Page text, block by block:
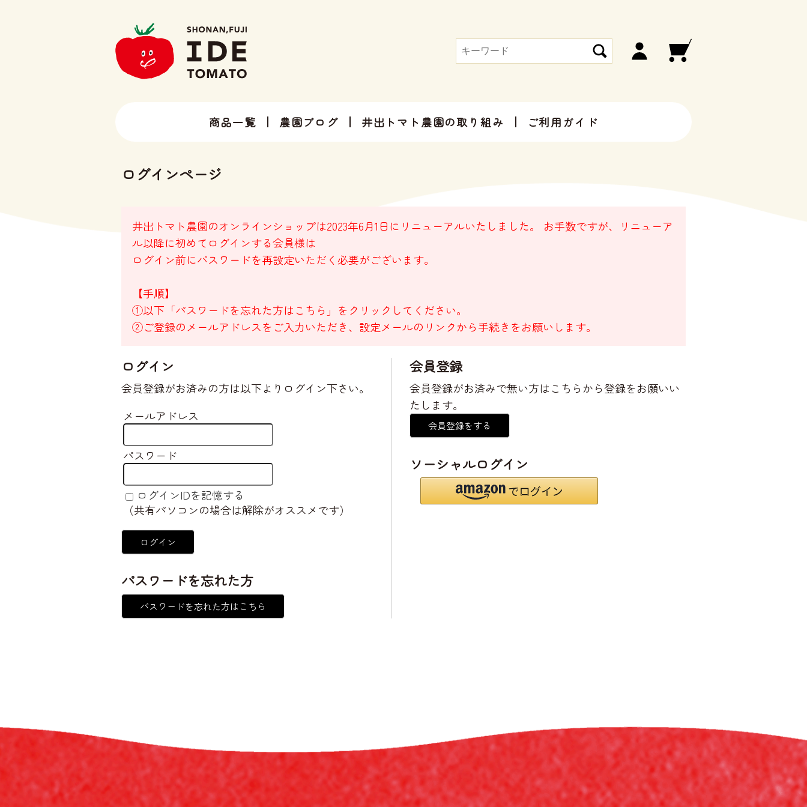
商品一覧 農園ブログ 井出トマト農園の取り組み ご利用ガイド
ログインページ
井出トマト農園のオンラインショップは2023年6月1日にリニューアルいたしました。 お手数ですが、リニューア
ル以降に初めてログインする会員様は
ログイン前にパスワードを再設定いただく必要がございます。
【手順】
①以下「パスワードを忘れた方はこちら」をクリックしてください。
②ご登録のメールアドレスをご入力いただき、設定メールのリンクから手続きをお願いします。
ログイン
会員登録がお済みの方は以下よりログイン下さい。
メールアドレス
パスワード
ログインIDを記憶する
（共有パソコンの場合は解除がオススメです）
ログイン
パスワードを忘れた方
パスワードを忘れた方はこちら
会員登録
会員登録がお済みで無い方はこちらから登録をお願いい
たします。
会員登録をする
ソーシャルログイン